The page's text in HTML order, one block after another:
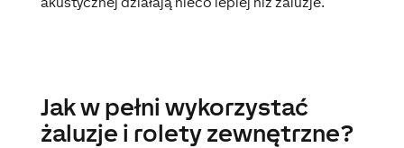
Jak w pełni wykorzystać
żaluzje i rolety zewnętrzne?